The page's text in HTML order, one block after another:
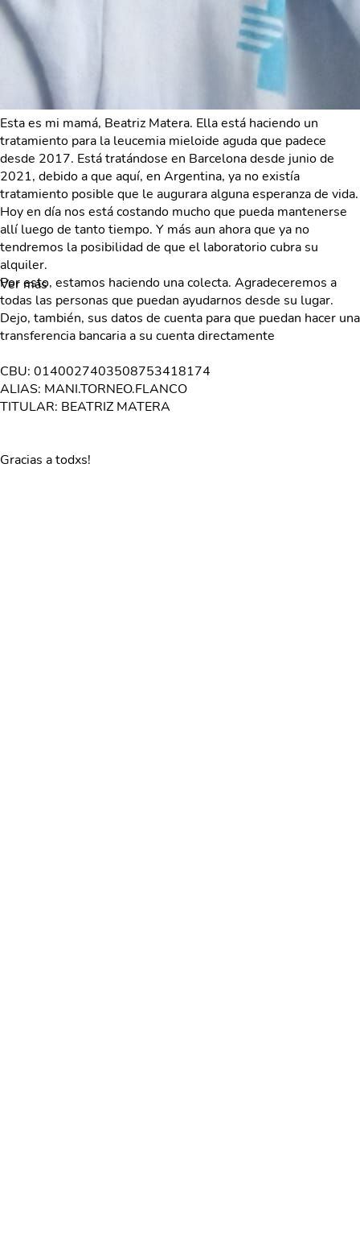
Esta es mi mamá, Beatriz Matera. Ella está haciendo un
tratamiento para la leucemia mieloide aguda que padece
desde 2017. Está tratándose en Barcelona desde junio de
2021, debido a que aquí, en Argentina, ya no existía
tratamiento posible que le augurara alguna esperanza de vida.
Hoy en día nos está costando mucho que pueda mantenerse
allí luego de tanto tiempo. Y más aun ahora que ya no
tendremos la posibilidad de que el laboratorio cubra su
alquiler.
Por esto, estamos haciendo una colecta. Agradeceremos a
todas las personas que puedan ayudarnos desde su lugar.
Dejo, también, sus datos de cuenta para que puedan hacer una
transferencia bancaria a su cuenta directamente
CBU: 0140027403508753418174
ALIAS: MANI.TORNEO.FLANCO
TITULAR: BEATRIZ MATERA
Gracias a todxs!
Ver más